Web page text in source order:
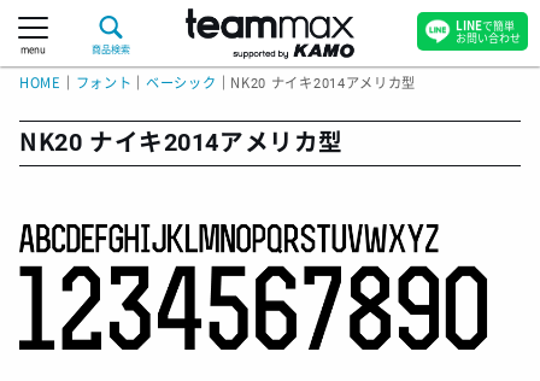
menu 商品検索
HOME フォント ｜ベーシック NK20 ナイキ2014アメリカ型
NK20 ナイキ2014アメリカ型
LINEで簡単
お問い合わせ